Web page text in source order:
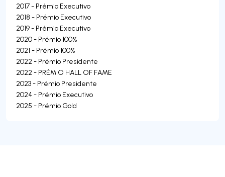
2017 - Prémio Executivo
2018 - Prémio Executivo
2019 - Prémio Executivo
2020 - Prémio 100%
2021 - Prémio 100%
2022 - Prémio Presidente
2022 - PRÉMIO HALL OF FAME
2023 - Prémio Presidente
2024 - Prémio Executivo
2025 - Prémio Gold